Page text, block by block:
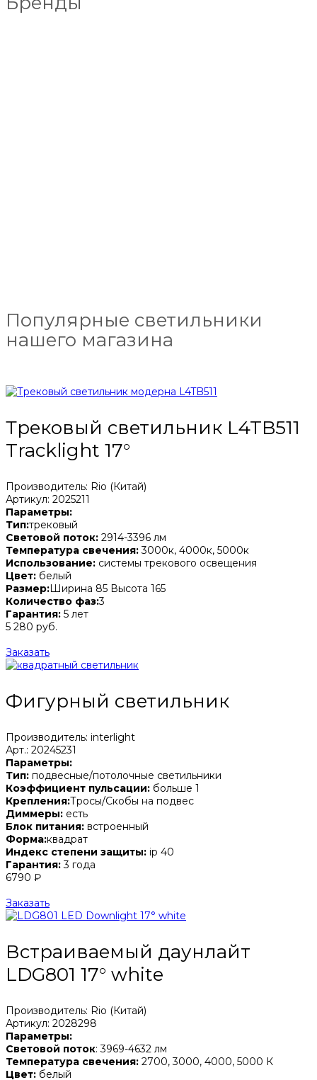
Популярные светильники
нашего магазина
Трековый светильник L4TB511
Tracklight 17°
Производитель: Rio (Китай)
Артикул: 2025211
Параметры:
Тип:трековый
Световой поток: 2914-3396 лм
Температура свечения:3000к, 4000к, 5000к
Использование: системы трекового освещения
Цвет: белый
Размер:Ширина 85 Высота 165
Количество фаз:3
Гарантия: 5 лет
5 280 руб.
Заказать
Фигурный светильник
Производитель: interlight
Арт.: 20245231
Параметры:
Тип: подвесные/потолочные светильники
Коэффициент пульсации: больше 1
Крепления:Тросы/Скобы на подвес
Диммеры: есть
Блок питания: встроенный
Форма:квадрат
Индекс степени защиты: ip 40
Гарантия:3 года
6790 ₽
Заказать
Встраиваемый даунлайт
LDG801 17° white
Производитель: Rio (Китай)
Артикул: 2028298
Параметры:
Световой поток: 3969-4632 лм
Температура свечения: 2700, 3000, 4000, 5000 К
Цвет: белый